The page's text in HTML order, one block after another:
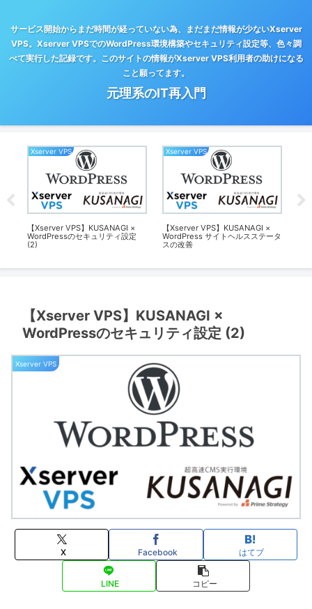
サービス開始からまだ時間が経っていない為、まだまだ情報が少ないXserver
VPS。Xserver VPSでのWordPress環境構築やセキュリティ設定等、色々調
べて実行した記録です。このサイトの情報がXserver VPS利用者の助けになる
こと願ってます。
元理系のIT再入門
Xserver VPS
【Xserver VPS】KUSANAGI ×
WordPressのセキュリティ設定
(2)
Xserver VPS
【Xserver VPS】KUSANAGI ×
WordPress サイトヘルスステータ
スの改善
【Xserver VPS】KUSANAGI ×
WordPressのセキュリティ設定 (2)
Xserver VPS
X Facebook はてブ
LINE コピー